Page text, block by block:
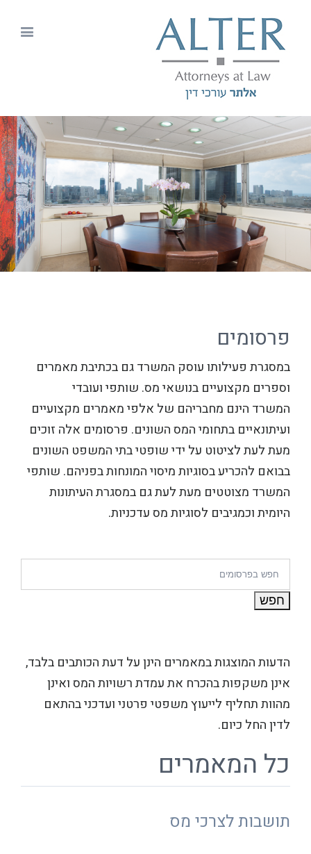
פרסומים
במסגרת פעילותו עוסק המשרד גם בכתיבת מאמרים
וספרים מקצועיים בנושאי מס. שותפי ועובדי
המשרד הינם מחבריהם של אלפי מאמרים מקצועיים
ועיתונאיים בתחומי המס השונים. פרסומים אלה זוכים
מעת לעת לציטוט על ידי שופטי בתי המשפט השונים
בבואם להכריע בסוגיות מיסוי המונחות בפניהם. שותפי
המשרד מצוטטים מעת לעת גם במסגרת העיתונות
היומית וכמגיבים לסוגיות מס עדכניות.
הדעות המוצגות במאמרים הינן על דעת הכותבים בלבד,
אינן משקפות בהכרח את עמדת רשויות המס ואינן
מהוות תחליף לייעוץ משפטי פרטני ועדכני בהתאם
לדין החל כיום.
כל המאמרים
תושבות לצרכי מס